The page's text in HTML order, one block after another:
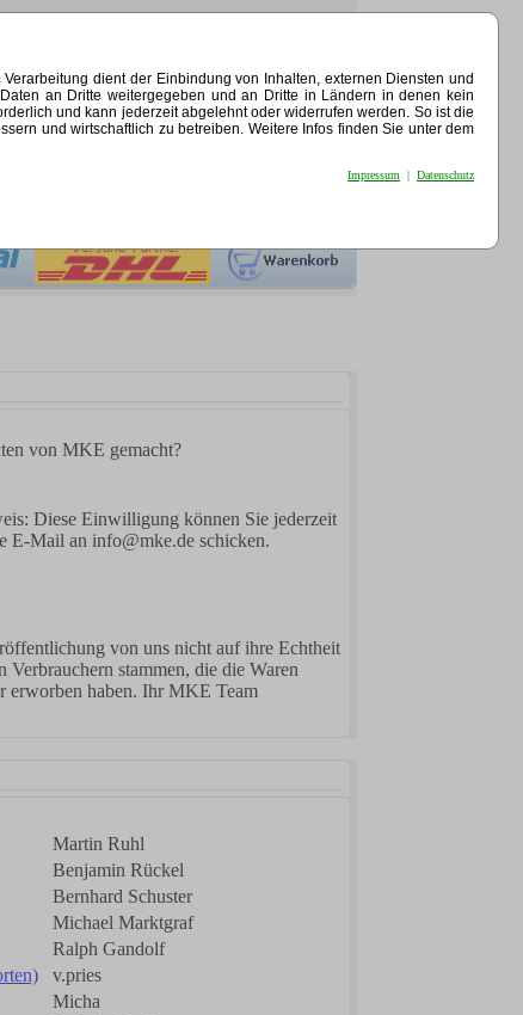
dient der Einbindung von Inhalten, externen Diensten und
an Dritte weitergegeben und an Dritte in Ländern in denen kein
und kann jederzeit abgelehnt oder widerrufen werden. So ist die
und wirtschaftlich zu betreiben. Weitere Infos finden Sie unter dem
Impressum | Datenschutz
von MKE gemacht?
Diese Einwilligung können Sie jederzeit
E-Mail an info@mke.de schicken.
von uns nicht auf ihre Echtheit
stammen, die die Waren
erworben haben. Ihr MKE Team
Martin Ruhl
Benjamin Rückel
Bernhard Schuster
Michael Marktgraf
Ralph Gandolf
v.pries
Micha